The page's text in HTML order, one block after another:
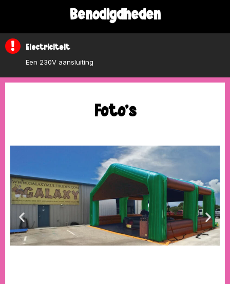
Benodigdheden
Electriciteit
Een 230V aansluiting
Foto's